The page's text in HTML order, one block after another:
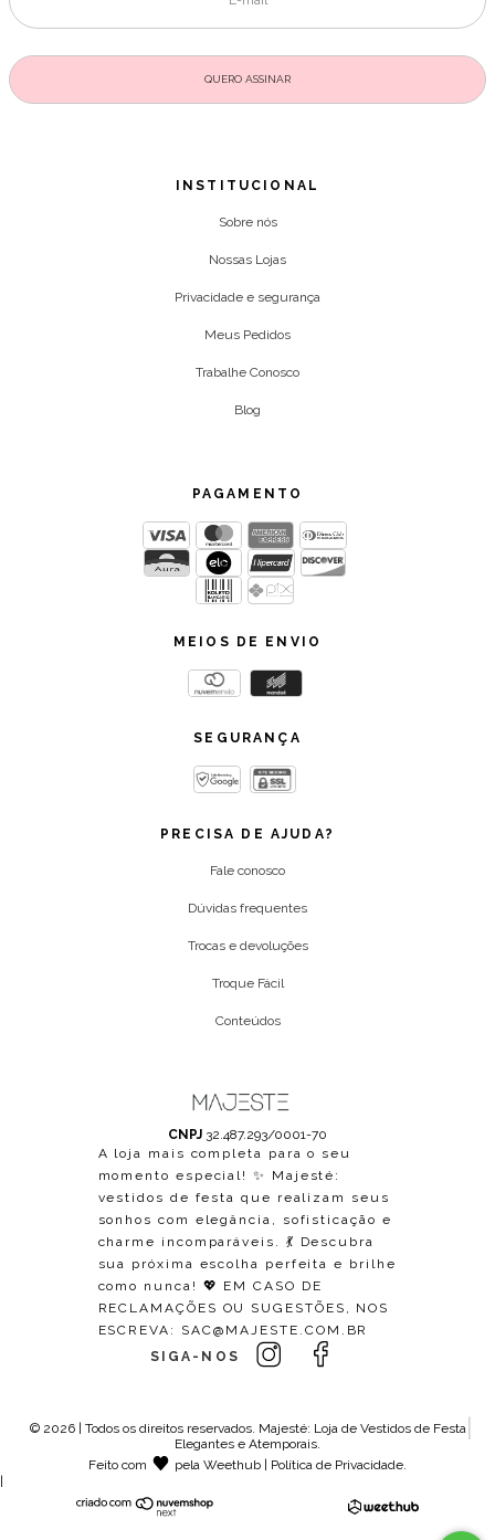
INSTITUCIONAL
Sobre nós
Nossas Lojas
Privacidade e segurança
Meus Pedidos
Trabalhe Conosco
Blog
PAGAMENTO
MEIOS DE ENVIO
SEGURANÇA
PRECISA DE AJUDA?
Fale conosco
Dúvidas frequentes
Trocas e devoluções
Troque Fácil
Conteúdos
CNPJ 32.487.293/0001-70
A loja mais completa para o seu
momento especial! ✨ Majesté:
vestidos de festa que realizam seus
sonhos com elegância, sofisticação e
charme incomparáveis. 💃 Descubra
sua próxima escolha perfeita e brilhe
como nunca! 💖 EM CASO DE
RECLAMAÇÕES OU SUGESTÕES, NOS
ESCREVA: SAC@MAJESTE.COM.BR
SIGA-NOS
© 2026 | Todos os direitos reservados. Majesté: Loja de Vestidos de Festa
Elegantes e Atemporais.
Feito com
pelaWeethub Política de Privacidade.
|